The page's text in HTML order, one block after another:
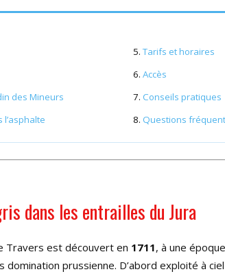
des Mineurs
l’asphalte
Tarifs et horaires
Accès
Conseils pratiques
Questions
dans les entrailles du Jura
Travers est découvert en 1711, à une
domination prussienne. D’abord exploité à